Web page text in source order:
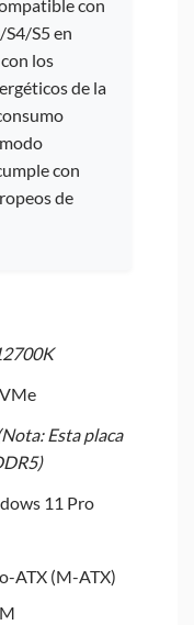
con
S5 en
los
de la
con
de
Esta placa
11 Pro
ATX (M-ATX)